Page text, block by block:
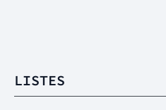
LISTES